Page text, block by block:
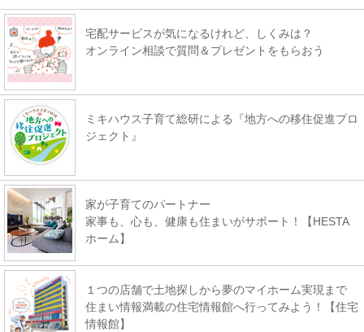
宅配サービスが気になるけれど、しくみは？
オンライン相談で質問＆プレゼントをもらおう
ミキハウス子育て総研による『地方への移住促進プロ
ジェクト』
家が子育てのパートナー
家事も、心も、健康も住まいがサポート！【HESTA
ホーム】
１つの店舗で土地探しから夢のマイホーム実現まで
住まい情報満載の住宅情報館へ行ってみよう！【住宅
情報館】